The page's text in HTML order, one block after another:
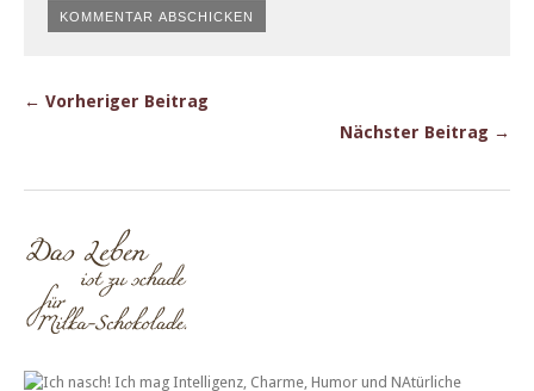
← Vorheriger Beitrag
Nächster Beitrag →